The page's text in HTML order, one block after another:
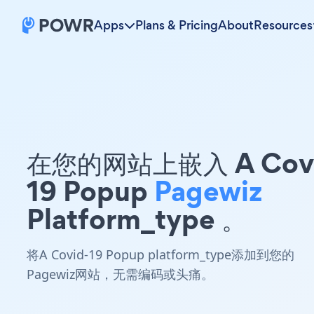
Apps Plans & PricingAboutResources
在您的网站上嵌入 A
19 Popup Pagewiz
Platform_type 。
将A Covid-19 Popup platform_type添加到您的
Pagewiz网站，无需编码或头痛。